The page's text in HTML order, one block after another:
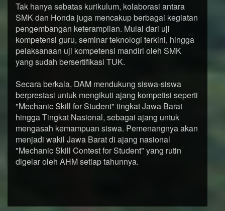
Tak hanya sebatas kurikulum, kolaborasi antara
SMK dan Honda juga mencakup berbagai kegiatan
pengembangan keterampilan. Mulai dari uji
kompetensi guru, seminar teknologi terkini, hingga
pelaksanaan uji kompetensi mandiri oleh SMK
yang sudah bersertifikasi TUK.
Secara berkala, DAM mendukung siswa-siswa
berprestasi untuk mengikuti ajang kompetisi seperti
"Mechanic Skill for Student" tingkat Jawa Barat
hingga Tingkat Nasional, sebagai ajang untuk
mengasah kemampuan siswa. Pemenangnya akan
menjadi wakil Jawa Barat di ajang nasional
"Mechanic Skill Contest for Student" yang rutin
digelar oleh AHM setiap tahunnya.